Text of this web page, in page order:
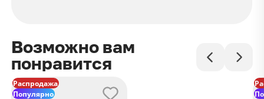
Возможно вам
понравится
Распродажа
Популярно